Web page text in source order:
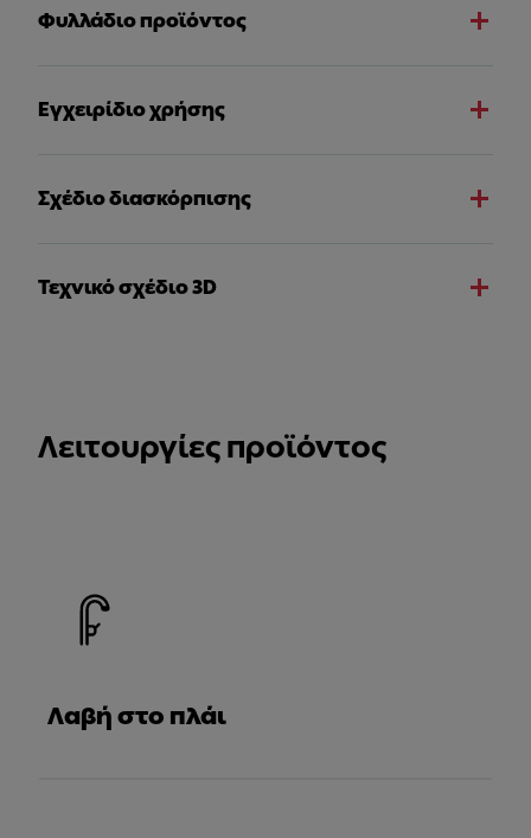
Φυλλάδιο προϊόντος
Εγχειρίδιο χρήσης
Σχέδιο διασκόρπισης
Τεχνικό σχέδιο 3D
Λειτουργίες προϊόντος
Λαβή στο πλάι